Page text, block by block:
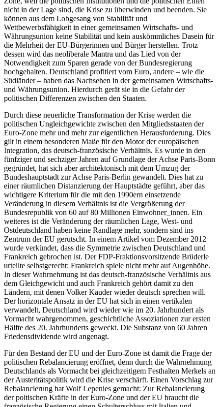
nicht in der Lage sind, die Krise zu überwinden und beenden. Sie
können aus dem Lobgesang von Stabilität und
Wettbewerbsfähigkeit in einer gemeinsamen Wirtschafts- und
Währungsunion keine Stabilität und kein auskömmliches Dasein für
die Mehrheit der EU-Bürgerinnen und Bürger herstellen. Trotz
dessen wird das neoliberale Mantra und das Lied von der
Notwendigkeit zum Sparen gerade von der Bundesregierung
hochgehalten. Deutschland profitiert vom Euro, andere – wie die
Südländer – haben das Nachsehen in der gemeinsamen Wirtschafts-
und Währungsunion. Hierdurch gerät sie in die Gefahr der
politischen Differenzen zwischen den Staaten.
Durch diese neuerliche Transformation der Krise werden die
politischen Ungleichgewichte zwischen den Mitgliedsstaaten der
Euro-Zone mehr und mehr zur eigentlichen Herausforderung. Dies
gilt in einem besonderen Maße für den Motor der europäischen
Integration, das deutsch-französische Verhältnis. Es wurde in den
fünfziger und sechziger Jahren auf Grundlage der Achse Paris-Bonn
gegründet, hat sich aber architektonisch mit dem Umzug der
Bundeshauptstadt zur Achse Paris-Berlin gewandelt. Dies hat zu
einer räumlichen Distanzierung der Hauptstädte geführt, aber das
wichtigere Kriterium für die mit den 1990ern einsetzende
Veränderung in diesem Verhältnis ist die Vergrößerung der
Bundesrepublik von 60 auf 80 Millionen Einwohner_innen. Ein
weiteres ist die Veränderung der räumlichen Lage, West- und
Ostdeutschland haben keine Randlage mehr, sondern sind ins
Zentrum der EU gerutscht. In einem Artikel vom Dezember 2012
wurde verkündet, dass die Symmetrie zwischen Deutschland und
Frankreich gebrochen ist. Der FDP-Fraktionsvorsitzende Brüderle
urteilte selbstgerecht: Frankreich spiele nicht mehr auf Augenhöhe.
In dieser Wahrnehmung ist das deutsch-französische Verhältnis aus
dem Gleichgewicht und auch Frankreich gehört damit zu den
Ländern, mit denen Volker Kauder wieder deutsch sprechen will.
Der horizontale Ansatz in der EU hat sich in einen vertikalen
verwandelt, Deutschland wird wieder wie im 20. Jahrhundert als
Vormacht wahrgenommen, geschichtliche Assoziationen zur ersten
Hälfte des 20. Jahrhunderts geweckt. Die Substanz von 60 Jahren
Friedensdividende wird angenagt.
Für den Bestand der EU und der Euro-Zone ist damit die Frage der
politischen Rebalancierung eröffnet, denn durch die Wahrnehmung
Deutschlands als Vormacht bei gleichzeitigem Festhalten Merkels an
der Austeritätspolitik wird die Krise verschärft. Einen Vorschlag zur
Rebalancierung hat Wolf Lepenies gemacht: Zur Rebalancierung
der poltischen Kräfte in der Euro-Zone und der EU braucht die